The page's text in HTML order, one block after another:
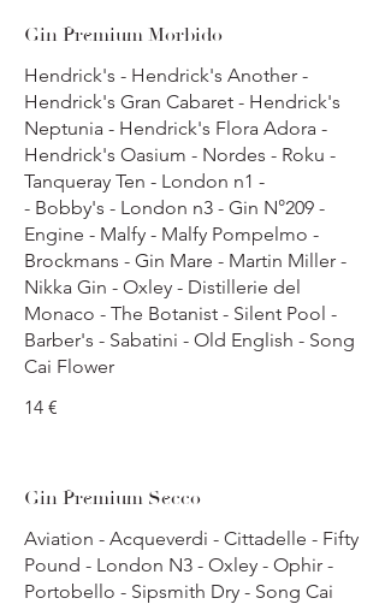
Gin Premium Morbido
Hendrick's - Hendrick's Another -
Hendrick's Gran Cabaret - Hendrick's
Neptunia - Hendrick's Flora Adora -
Hendrick's Oasium - Nordes - Roku -
Tanqueray Ten - London n1 -
- Bobby's - London n3 - Gin N°209 -
Engine - Malfy - Malfy Pompelmo -
Brockmans - Gin Mare - Martin Miller -
Nikka Gin - Oxley - Distillerie del
Monaco - The Botanist - Silent Pool -
Barber's - Sabatini - Old English - Song
Cai Flower
14 €
Gin Premium Secco
Aviation - Acqueverdi - Cittadelle - Fifty
Pound - London N3 - Oxley - Ophir -
Portobello - Sipsmith Dry - Song Cai